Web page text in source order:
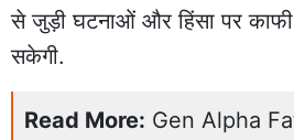
से जुड़ी घटनाओं और हिंसा पर
सकेगी.
Read More: Gen Alpha